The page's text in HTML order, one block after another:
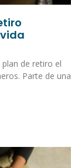
de retiro el
Parte de una